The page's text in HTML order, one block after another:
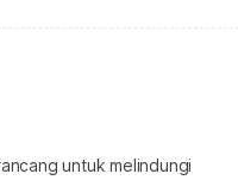
mengatasi batuk pada bayi?
untuk melindungi